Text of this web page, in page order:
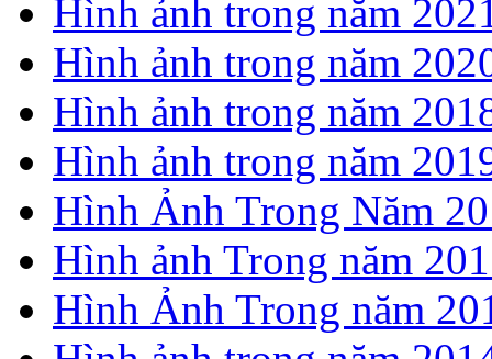
Hình ảnh trong năm
Hình ảnh trong năm
Hình ảnh trong năm
Hình ảnh trong năm
Hình Ảnh Trong Năm
Hình ảnh Trong năm
Hình Ảnh Trong năm